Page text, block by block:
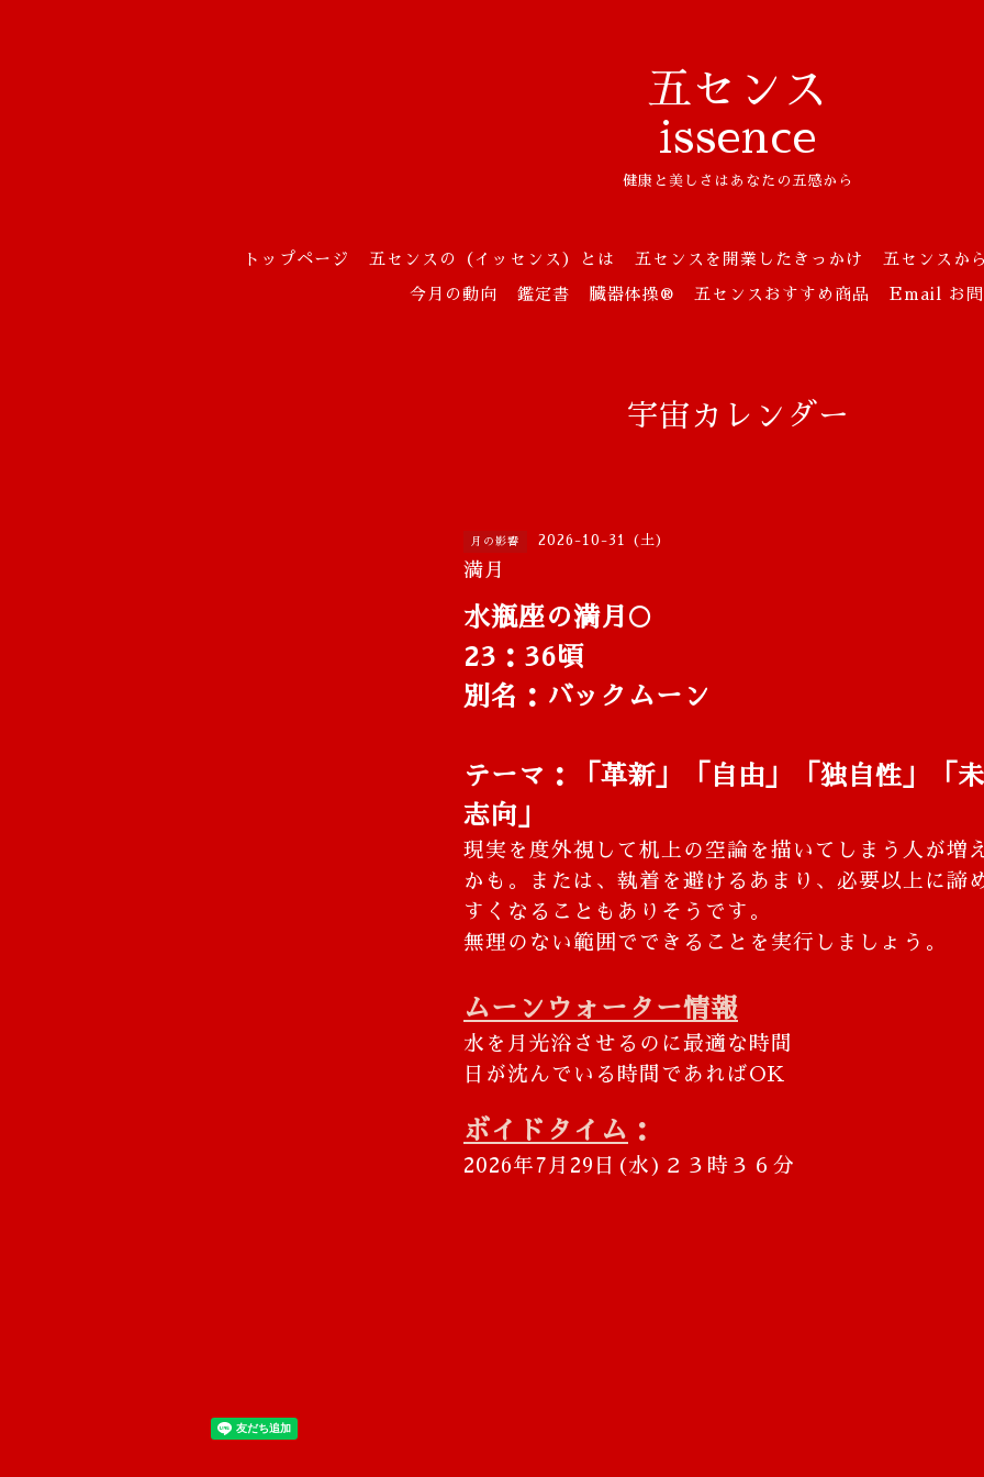
五センス
issence
健康と美しさはあなたの五感から
トップページ 五センスの（イッセンス）とは 五センスを開業したきっかけ 五センスか
今月の動向 鑑定書 臓器体操® 五センスおすすめ商品 Email お問
宇宙カレンダー
月の影響 2026-10-31 (土)
満月
水瓶座の満月🌕
23：36頃
別名：バックムーン
テーマ：
「革新」「自由」「独自性」「
志向」
現実を度外視して机上の空論を描いてしまう人が増
かも。または、執着を避けるあまり、必要以上に諦
すくなることもありそうです。
無理のない範囲でできることを実行しましょう。
ムーンウォーター情報
水を月光浴させるのに最適な時間
日が沈んでいる時間であればOK
ボイドタイム ：
2026年7月29日(水)２３時３６分